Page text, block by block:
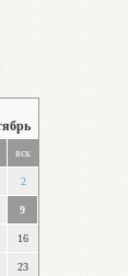
вск
2
9
16
23